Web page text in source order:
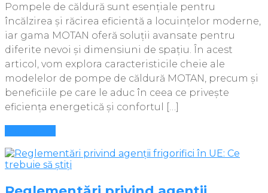
Pompele de căldură sunt esențiale pentru
încălzirea și răcirea eficientă a locuințelor moderne,
iar gama MOTAN oferă soluții avansate pentru
diferite nevoi și dimensiuni de spațiu. În acest
articol, vom explora caracteristicile cheie ale
modelelor de pompe de căldură MOTAN, precum și
beneficiile pe care le aduc în ceea ce privește
eficiența energetică și confortul […]